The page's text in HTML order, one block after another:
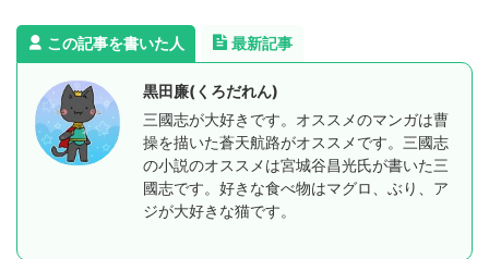
この記事を書いた人 最新記事
黒田廉(くろだれん)
三國志が大好きです。オススメのマンガは曹
操を描いた蒼天航路がオススメです。三國志
の小説のオススメは宮城谷昌光氏が書いた三
國志です。好きな食べ物はマグロ、ぶり、ア
ジが大好きな猫です。